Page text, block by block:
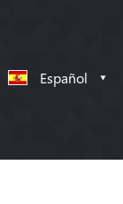
Español